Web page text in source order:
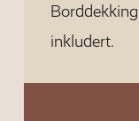
inkludert.